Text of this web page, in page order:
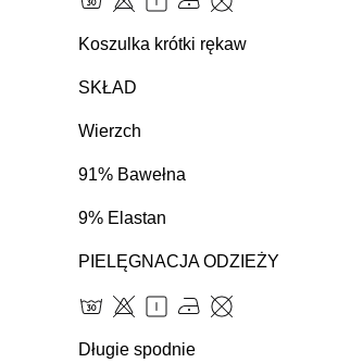
Koszulka krótki rękaw
SKŁAD
Wierzch
91% Bawełna
9% Elastan
PIELĘGNACJA ODZIEŻY
Długie spodnie